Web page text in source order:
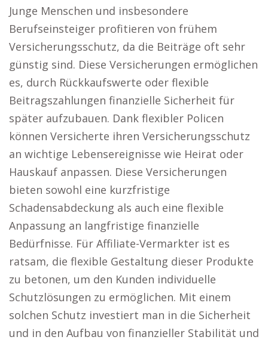
Junge Menschen und insbesondere
Berufseinsteiger profitieren von frühem
Versicherungsschutz, da die Beiträge oft sehr
günstig sind. Diese Versicherungen ermöglichen
es, durch Rückkaufswerte oder flexible
Beitragszahlungen finanzielle Sicherheit für
später aufzubauen. Dank flexibler Policen
können Versicherte ihren Versicherungsschutz
an wichtige Lebensereignisse wie Heirat oder
Hauskauf anpassen. Diese Versicherungen
bieten sowohl eine kurzfristige
Schadensabdeckung als auch eine flexible
Anpassung an langfristige finanzielle
Bedürfnisse. Für Affiliate-Vermarkter ist es
ratsam, die flexible Gestaltung dieser Produkte
zu betonen, um den Kunden individuelle
Schutzlösungen zu ermöglichen. Mit einem
solchen Schutz investiert man in die Sicherheit
und in den Aufbau von finanzieller Stabilität und